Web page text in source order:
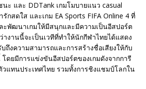
ะ และ DDTank เกมโมบายแนว casual
กสดใส และเกม EA Sports FIFA Online 4 ที่
ะพัฒนาเกมให้มีสนุกและมีความเป็นอีสปอร์ต
างานนี้จะเป็นเวทีที่ทำให้นักกีฬาไทยได้แสดง
ถึงความสามารถและการสร้างชื่อเสียงให้กับ
ดยมีการแข่งขันอีสปอร์ตของเกมดังจากการี
วแทนประเทศไทย รวมทั้งการชิงแชมป์โลกใน